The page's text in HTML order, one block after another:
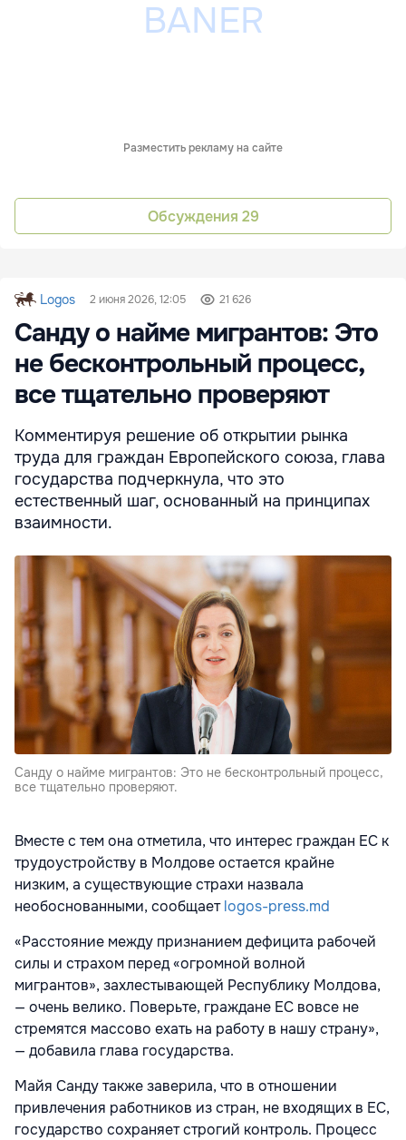
Разместить рекламу на сайте
Обсуждения 29
Logos 2 июня 2026, 12:05 21 626
Санду о найме мигрантов: Это
не бесконтрольный процесс,
все тщательно проверяют
Комментируя решение об открытии рынка
труда для граждан Европейского союза, глава
государства подчеркнула, что это
естественный шаг, основанный на принципах
взаимности.
Санду о найме мигрантов: Это не бесконтрольный процесс,
все тщательно проверяют.
Вместе с тем она отметила, что интерес граждан ЕС к
трудоустройству в Молдове остается крайне
низким, а существующие страхи назвала
необоснованными, сообщаетlogos-press.md
«Расстояние между признанием дефицита рабочей
силы и страхом перед «огромной волной
мигрантов», захлестывающей Республику Молдова,
— очень велико. Поверьте, граждане ЕС вовсе не
стремятся массово ехать на работу в нашу страну»,
— добавила глава государства.
Майя Санду также заверила, что в отношении
привлечения работников из стран, не входящих в ЕС,
государство сохраняет строгий контроль. Процесс